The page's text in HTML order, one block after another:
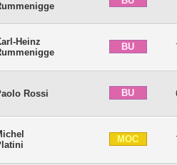
Heinz
BU
Rossi BU
MOC